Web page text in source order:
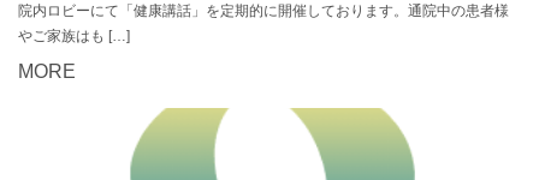
院内ロビーにて「健康講話」を定期的に開催しております。通院中の患者様
やご家族はも […]
MORE